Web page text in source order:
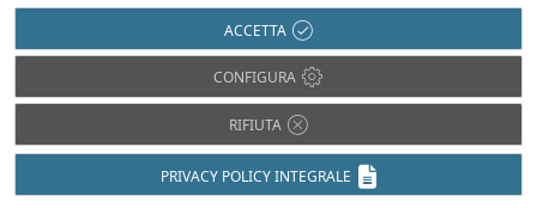
selezionati, potrei ricorrere adue espressioni
ricorrono spesso nel mio lavoro:buon senso
costruttivo e bello terapeutico. A questi si
aggiunge un principio imprescindibile: la
. Rispettare i budget non è
un vincolo, ma una sfida progettuale che impone
ACCETTA
CONFIGURA
RIFIUTA
PRIVACY POLICY INTEGRALE